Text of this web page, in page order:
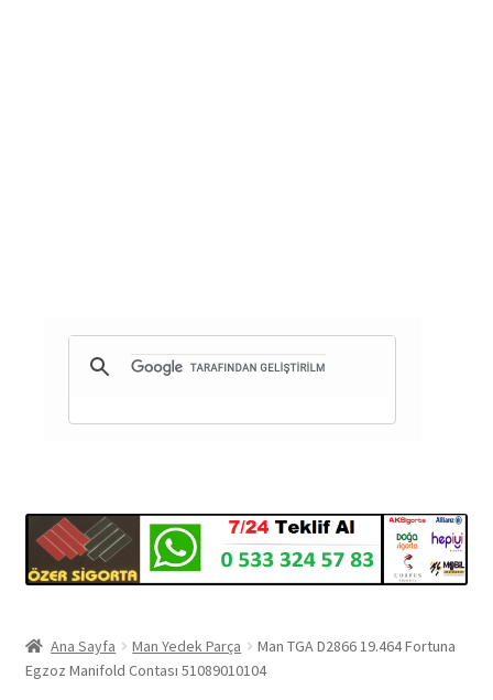
Ana Sayfa Man Yedek Parça
Man TGA D2866 19.464 Fortuna
Egzoz Manifold Contası 51089010104